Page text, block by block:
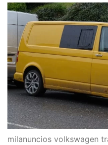
milanuncios volkswagen